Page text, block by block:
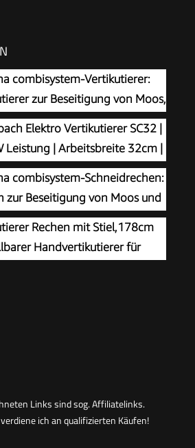
combisystem-Vertikutierer:
zur Beseitigung von Moos,
32 cm Arbeitsbreite, mit
und Hubachse zum leichteren
Elektro Vertikutierer SC32 |
Leistung | Arbeitsbreite 32cm |
30 L | 4-fache
bis 4mm | Vertikutierwalze
(36 Krallen)
combisystem-Schneidrechen:
zur Beseitigung von Moos und
35 cm Arbeitsbreite, aus
auch zum Rechen
geeignet (3392-20)
Rechen mit Stiel,178cm
Handvertikutierer für
Moos und Totem Gras
Links sind sog. Affiliatelinks.
ich an qualifizierten Käufen!